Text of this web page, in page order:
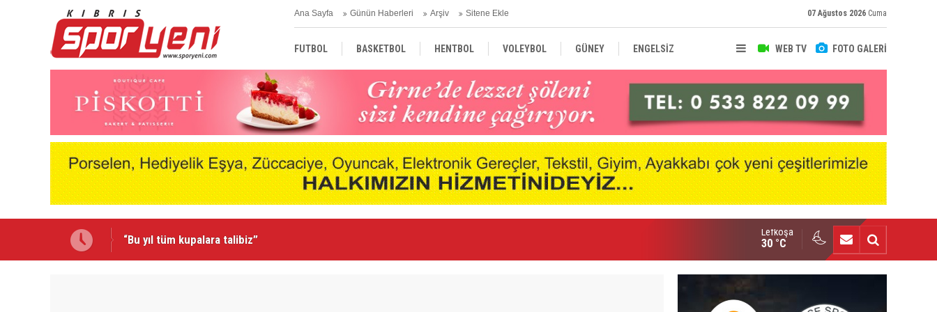
Ana Sayfa Günün Haberleri Arşiv Sitene Ekle 07 Ağustos 2026 Cuma
WEB TV FOTO GALERİ
FUTBOL BASKETBOL HENTBOL VOLEYBOL GÜNEY ENGELSİZ
TÜRKİYE AVRUPA DÜNYA
Emmanuel Ernest Mağusa Türk Gücü'nde
Lefkoşa
30 °C